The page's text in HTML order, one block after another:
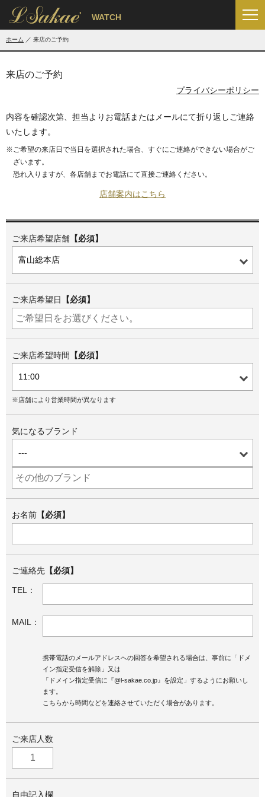
' WATCH
ホーム 来店のご予約
来店のご予約
プライバシーポリシー
内容を確認次第、担当よりお電話またはメールにて折り返しご連絡
いたします。
※ご希望の来店日で当日を選択された場合、すぐにご連絡ができない場合がご
ざいます。
恐れ入りますが、各店舗までお電話にて直接ご連絡ください。
店舗案内はこちら
ご来店希望店舗 【必須】
ご来店希望日 【必須】
ご来店希望時間 【必須】
※店舗により営業時間が異なります
気になるブランド
お名前 【必須】
ご連絡先 【必須】
TEL：
MAIL：
携帯電話のメールアドレスへの回答を希望される場合は、事前に「ドメ
イン指定受信を解除」又は
「ドメイン指定受信に『@l-sakae.co.jp』を設定」するようにお願いし
ます。
こちらから時間などを連絡させていただく場合があります。
ご来店人数
自由記入欄